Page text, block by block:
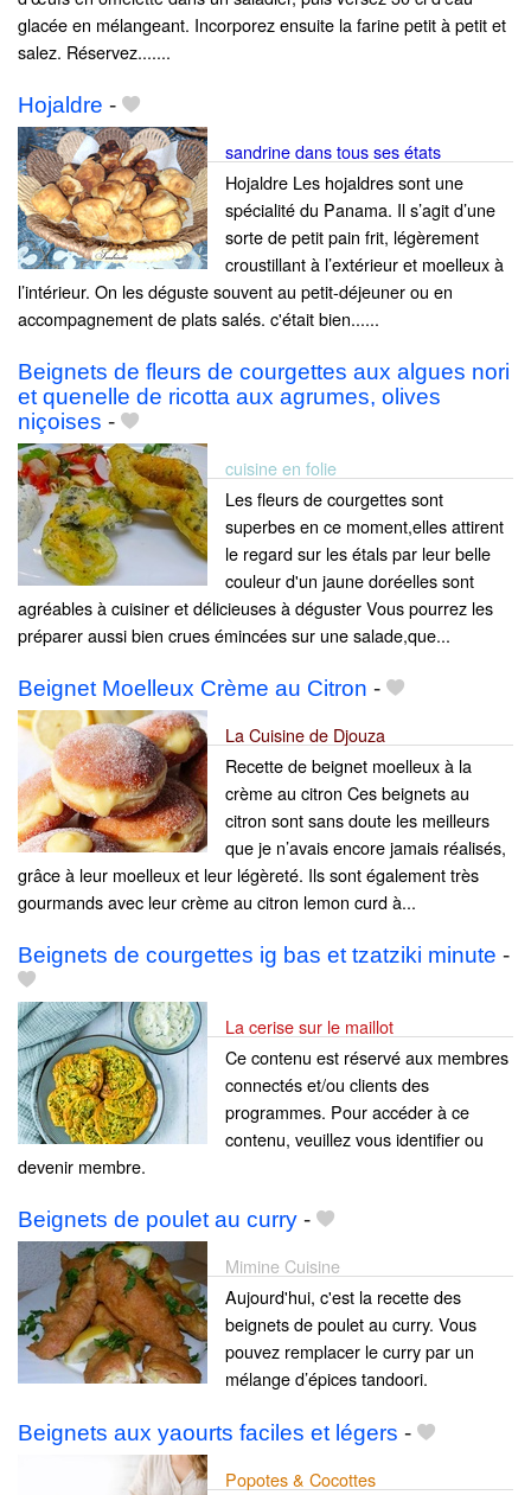
glacée en mélangeant. Incorporez ensuite la farine petit à petit et
salez. Réservez.......
Hojaldre -
sandrine dans tous ses états
Hojaldre Les hojaldres sont une
spécialité du Panama. Il s’agit d’une
sorte de petit pain frit, légèrement
croustillant à l’extérieur et moelleux à
l’intérieur. On les déguste souvent au petit-déjeuner ou en
accompagnement de plats salés. c'était bien......
Beignets de fleurs de courgettes aux algues nori
et quenelle de ricotta aux agrumes, olives
niçoises -
cuisine en folie
Les fleurs de courgettes sont
superbes en ce moment,elles attirent
le regard sur les étals par leur belle
couleur d'un jaune doréelles sont
agréables à cuisiner et délicieuses à déguster Vous pourrez les
préparer aussi bien crues émincées sur une salade,que...
Beignet Moelleux Crème au Citron -
La Cuisine de Djouza
Recette de beignet moelleux à la
crème au citron Ces beignets au
citron sont sans doute les meilleurs
que je n’avais encore jamais réalisés,
grâce à leur moelleux et leur légèreté. Ils sont également très
gourmands avec leur crème au citron lemon curd à...
Beignets de courgettes ig bas et tzatziki minute -
La cerise sur le maillot
Ce contenu est réservé aux membres
connectés et/ou clients des
programmes. Pour accéder à ce
contenu, veuillez vous identifier ou
devenir membre.
Beignets de poulet au curry -
Mimine Cuisine
Aujourd'hui, c'est la recette des
beignets de poulet au curry. Vous
pouvez remplacer le curry par un
mélange d’épices tandoori.
Beignets aux yaourts faciles et légers -
Popotes & Cocottes